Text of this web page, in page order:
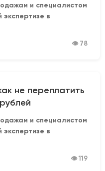
и специалистом
экспертизе в
👁 78
не переплатить
и специалистом
экспертизе в
👁 119